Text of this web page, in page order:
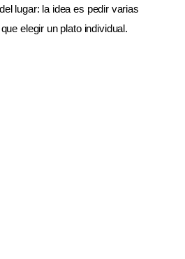
lugar: la idea es pedir varias
elegir un plato individual.